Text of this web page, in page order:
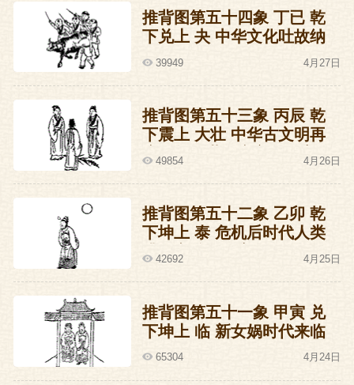
推背图第五十四象 丁已 乾
下兑上 夬 中华文化吐故纳
新的未来时代预言
39949 4月27日
推背图第五十三象 丙辰 乾
下震上 大壮 中华古文明再
度崛起于世界东方的预言
49854 4月26日
推背图第五十二象 乙卯 乾
下坤上 泰 危机后时代人类
升平之治的预言
42692 4月25日
推背图第五十一象 甲寅 兑
下坤上 临 新女娲时代来临
的预言
65304 4月24日